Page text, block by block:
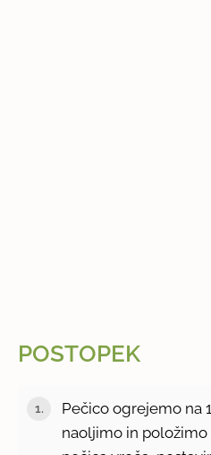
POSTOPEK
Pečico ogrejemo na
naoljimo in položimo